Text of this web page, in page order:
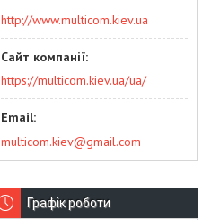
http://www.multicom.kiev.ua
https://multicom.kiev.ua/ua/
multicom.kiev@gmail.com
Графік роботи